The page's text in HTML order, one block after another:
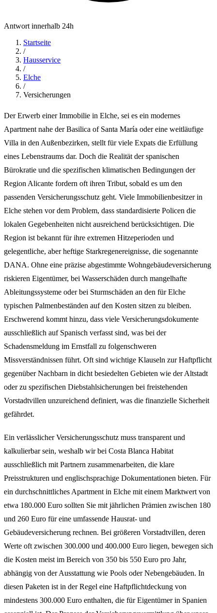
Antwort innerhalb 24h
Startseite
/
Hausservice
/
Elche
/
Versicherungen
Der Erwerb einer Immobilie in Elche, sei es ein modernes
Apartment nahe der Basilica of Santa María oder eine weitläufige
Villa in den Außenbezirken, stellt für viele Expats die Erfüllung
eines Lebenstraums dar. Doch die Realität der spanischen
Bürokratie und die spezifischen klimatischen Bedingungen der
Region Alicante fordern oft ihren Tribut, sobald es um den
passenden Versicherungsschutz geht. Viele Immobilienbesitzer in
Elche stehen vor dem Problem, dass standardisierte Policen die
lokalen Gegebenheiten nicht ausreichend berücksichtigen. Die
Region ist bekannt für ihre extremen Hitzeperioden und
gelegentliche, aber heftige Starkregenereignisse, die sogenannte
DANA. Ohne eine präzise abgestimmte Wohngebäudeversicherung
riskieren Eigentümer, bei Wasserschäden durch mangelhafte
Ableitungssysteme oder bei Sturmschäden an den für Elche
typischen Palmenbeständen auf den Kosten sitzen zu bleiben.
Erschwerend kommt hinzu, dass viele Versicherungsdokumente
ausschließlich auf Spanisch verfasst sind, was bei der
Schadensmeldung im Ernstfall zu folgenschweren
Missverständnissen führt. Oft sind wichtige Klauseln zur Haftpflicht
gegenüber Nachbarn in dicht besiedelten Gebieten wie der Altstadt
oder zu spezifischen Diebstahlsicherungen bei freistehenden
Vorstadtvillen unzureichend definiert, was die finanzielle Sicherheit
gefährdet.
Ein verlässlicher Versicherungsschutz muss transparent und
kalkulierbar sein, weshalb wir bei Costa Blanca Habitat
ausschließlich mit Partnern zusammenarbeiten, die klare
Preisstrukturen und englischsprachige Dokumentationen bieten. Für
ein durchschnittliches Apartment in Elche mit einem Marktwert von
etwa 180.000 Euro sollten Sie mit jährlichen Prämien zwischen 180
und 260 Euro für eine umfassende Hausrat- und
Gebäudeversicherung rechnen. Bei größeren Vorstadtvillen, deren
Werte oft zwischen 300.000 und 400.000 Euro liegen, bewegen sich
die Kosten meist im Bereich von 350 bis 550 Euro pro Jahr,
abhängig von der Ausstattung wie Pools oder Nebengebäuden. In
diesen Paketen ist in der Regel eine Haftpflichtdeckung von
mindestens 300.000 Euro enthalten, die für Eigentümer in Spanien